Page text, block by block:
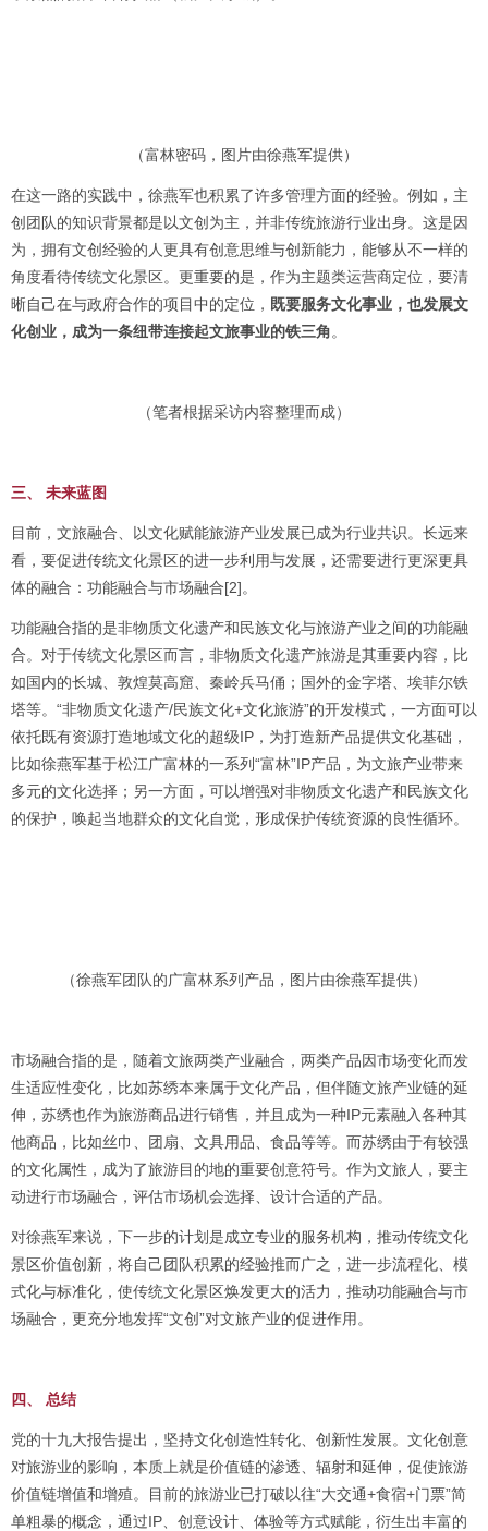
（富林密码，图片由徐燕军提供）
在这一路的实践中，徐燕军也积累了许多管理方面的经验。例如，主
创团队的知识背景都是以文创为主，并非传统旅游行业出身。这是因
为，拥有文创经验的人更具有创意思维与创新能力，能够从不一样的
角度看待传统文化景区。更重要的是，作为主题类运营商定位，要清
晰自己在与政府合作的项目中的定位， 既要服务文化事业，也发展文
化创业，成为一条纽带连接起文旅事业的铁三角。
（笔者根据采访内容整理而成）
三、 未来蓝图
目前，文旅融合、以文化赋能旅游产业发展已成为行业共识。长远来
看，要促进传统文化景区的进一步利用与发展，还需要进行更深更具
体的融合：功能融合与市场融合[2]。
功能融合指的是非物质文化遗产和民族文化与旅游产业之间的功能融
合。对于传统文化景区而言，非物质文化遗产旅游是其重要内容，比
如国内的长城、敦煌莫高窟、秦岭兵马俑；国外的金字塔、埃菲尔铁
塔等。“非物质文化遗产/民族文化+文化旅游”的开发模式，一方面可以
依托既有资源打造地域文化的超级IP，为打造新产品提供文化基础，
比如徐燕军基于松江广富林的一系列“富林”IP产品，为文旅产业带来
多元的文化选择；另一方面，可以增强对非物质文化遗产和民族文化
的保护，唤起当地群众的文化自觉，形成保护传统资源的良性循环。
（徐燕军团队的广富林系列产品，图片由徐燕军提供）
市场融合指的是，随着文旅两类产业融合，两类产品因市场变化而发
生适应性变化，比如苏绣本来属于文化产品，但伴随文旅产业链的延
伸，苏绣也作为旅游商品进行销售，并且成为一种IP元素融入各种其
他商品，比如丝巾、团扇、文具用品、食品等等。而苏绣由于有较强
的文化属性，成为了旅游目的地的重要创意符号。作为文旅人，要主
动进行市场融合，评估市场机会选择、设计合适的产品。
对徐燕军来说，下一步的计划是成立专业的服务机构，推动传统文化
景区价值创新，将自己团队积累的经验推而广之，进一步流程化、模
式化与标准化，使传统文化景区焕发更大的活力，推动功能融合与市
场融合，更充分地发挥“文创”对文旅产业的促进作用。
四、 总结
党的十九大报告提出，坚持文化创造性转化、创新性发展。文化创意
对旅游业的影响，本质上就是价值链的渗透、辐射和延伸，促使旅游
价值链增值和增殖。目前的旅游业已打破以往“大交通+食宿+门票”简
单粗暴的概念，通过IP、创意设计、体验等方式赋能，衍生出丰富的